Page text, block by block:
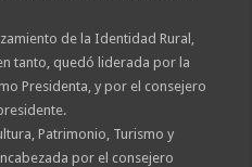
de la Identidad Rural,
tanto, quedó liderada por la
Presidenta, y por el consejero
Patrimonio, Turismo y
por el consejero